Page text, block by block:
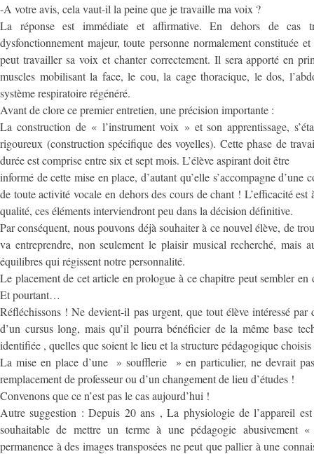
-A votre avis, cela vaut-il la peine que je travaille ma voix ?
La réponse est immédiate et affirmative. En dehors de cas
dysfonctionnement majeur, toute personne normalement constituée
peut travailler sa voix et chanter correctement. Il sera apporté en
muscles mobilisant la face, le cou, la cage thoracique, le dos,
système respiratoire régénéré.
Avant de clore ce premier entretien, une précision importante :
La construction de « l’instrument voix » et son apprentissage,
rigoureux (construction spécifique des voyelles). Cette phase de
durée est comprise entre six et sept mois. L’élève aspirant doit être
informé de cette mise en place, d’autant qu’elle s’accompagne d’une
de toute activité vocale en dehors des cours de chant ! L’efficacité
qualité, ces éléments interviendront peu dans la décision définitive.
Par conséquent, nous pouvons déjà souhaiter à ce nouvel élève, de
va entreprendre, non seulement le plaisir musical recherché, mais
équilibres qui régissent notre personnalité.
Le placement de cet article en prologue à ce chapitre peut sembler
Et pourtant…
Réfléchissons ! Ne devient-il pas urgent, que tout élève intéressé par
d’un cursus long, mais qu’il pourra bénéficier de la même base
identifiée , quelles que soient le lieu et la structure pédagogique choisis
La mise en place d’une » soufflerie » en particulier, ne devrait
remplacement de professeur ou d’un changement de lieu d’études !
Convenons que ce n’est pas le cas aujourd’hui !
Autre suggestion : Depuis 20 ans , La physiologie de l’appareil
souhaitable de mettre un terme à une pédagogie abusivement
permanence à des images transposées ne peut que pallier à une